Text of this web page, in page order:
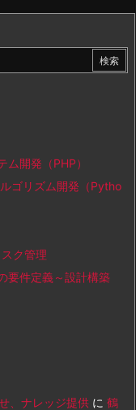
ム開発（PHP）
ゴリズム開発（Pytho
ク管理
要件定義～設計構築
、ナレッジ提供 に 鶴